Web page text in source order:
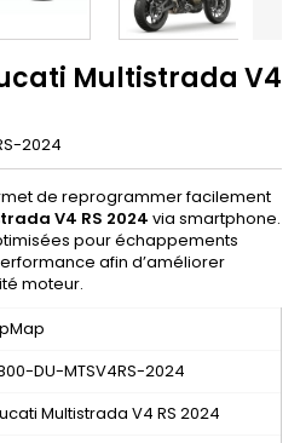
Multistrada V4
2024
de reprogrammer facilement
V4 RS 2024 via smartphone.
pour échappements
afin d’améliorer
moteur.
DU-MTSV4RS-2024
Multistrada V4 RS 2024